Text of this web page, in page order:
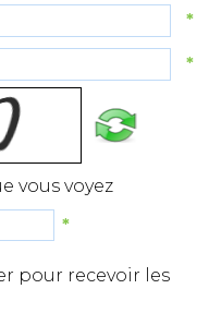
*
*
vous voyez
*
pour recevoir les